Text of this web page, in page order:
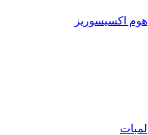
هوم اكسيسوريز
لمبات